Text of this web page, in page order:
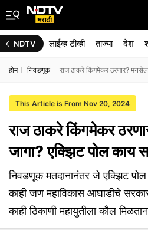
NDTV लाईव्ह टीव्ही ताज्या देश
होम निवडणूक राज ठाकरे किंगमेकर ठरणार?
This Article is From Nov 20, 2024
राज ठाकरे किंगमेकर
जागा? एक्झिट पोल काय
निवडणूक मतदानानंतर जे एक्झिट
काही जण महाविकास आघाडीचे
काही ठिकाणी महायुतीला कौल